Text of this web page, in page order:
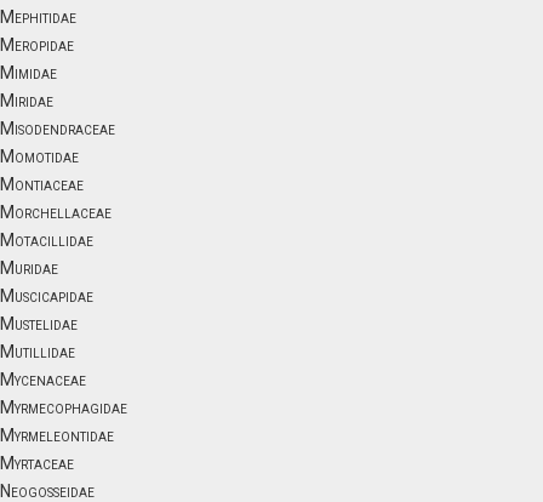
Mephitidae
Meropidae
Mimidae
Miridae
Misodendraceae
Momotidae
Montiaceae
Morchellaceae
Motacillidae
Muridae
Muscicapidae
Mustelidae
Mutillidae
Mycenaceae
Myrmecophagidae
Myrmeleontidae
Myrtaceae
Neogosseidae